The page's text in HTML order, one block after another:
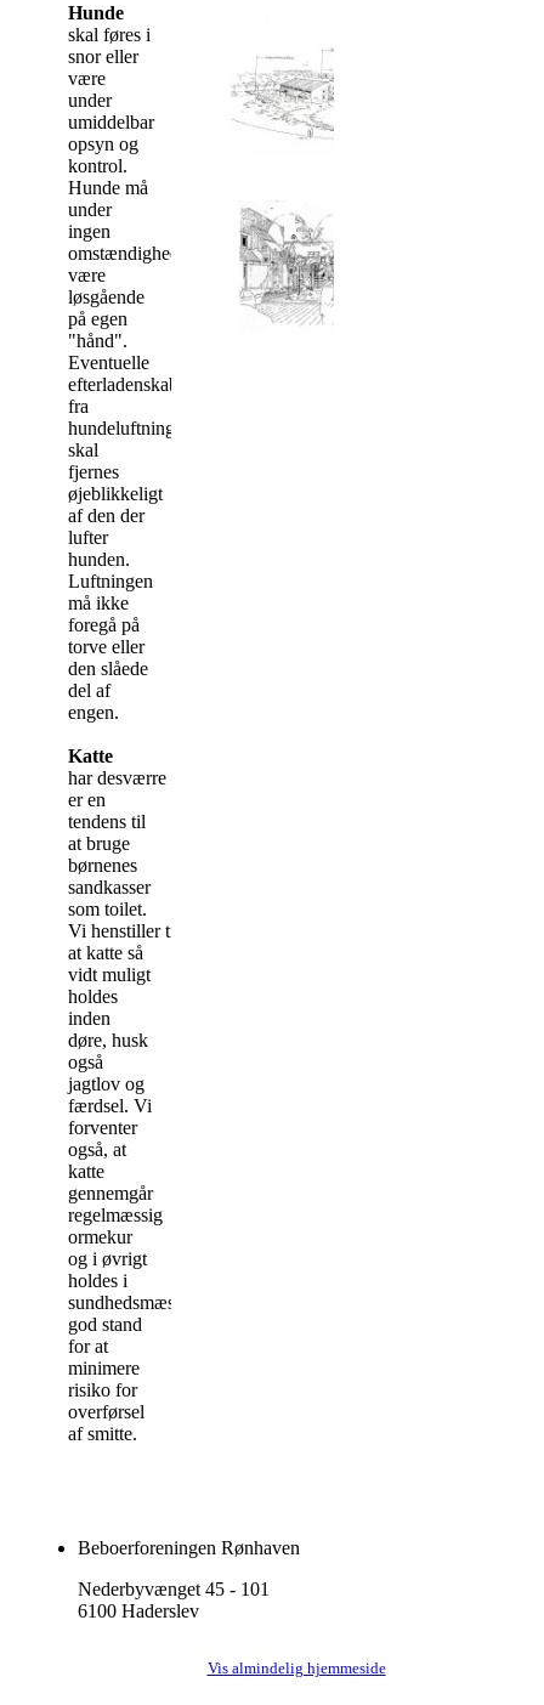
Hunde
skal føres i
snor eller
være
under
umiddelbar
opsyn og
kontrol.
Hunde må
under
ingen
omstændigheder
være
løsgående
på egen
"hånd".
Eventuelle
efterladenskaber
fra
hundeluftning
skal
fjernes
øjeblikkeligt
af den der
lufter
hunden.
Luftningen
må ikke
foregå på
torve eller
den slåede
del af
engen.
Katte
har desværre
er en
tendens til
at bruge
børnenes
sandkasser
som toilet.
Vi henstiller til
at katte så
vidt muligt
holdes
inden
døre, husk
også
jagtlov og
færdsel. Vi
forventer
også, at
katte
gennemgår
regelmæssig
ormekur
og i øvrigt
holdes i
sundhedsmæssig
god stand
for at
minimere
risiko for
overførsel
af smitte.
Beboerforeningen Rønhaven
Nederbyvænget 45 - 101
6100 Haderslev
Vis almindelig hjemmeside